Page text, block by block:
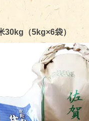
（5kg×6袋）